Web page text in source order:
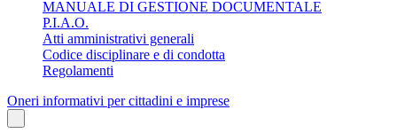
MANUALE DI GESTIONE DOCUMENTALE
P.I.A.O.
Atti amministrativi generali
Codice disciplinare e di condotta
Regolamenti
Oneri informativi per cittadini e imprese